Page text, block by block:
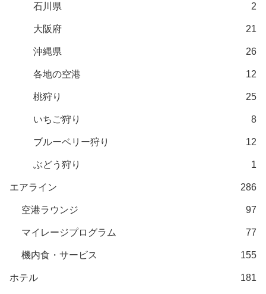
石川県 2
大阪府 21
沖縄県 26
各地の空港 12
桃狩り 25
いちご狩り 8
ブルーベリー狩り 12
ぶどう狩り 1
エアライン 286
空港ラウンジ 97
マイレージプログラム 77
機内食・サービス 155
ホテル 181